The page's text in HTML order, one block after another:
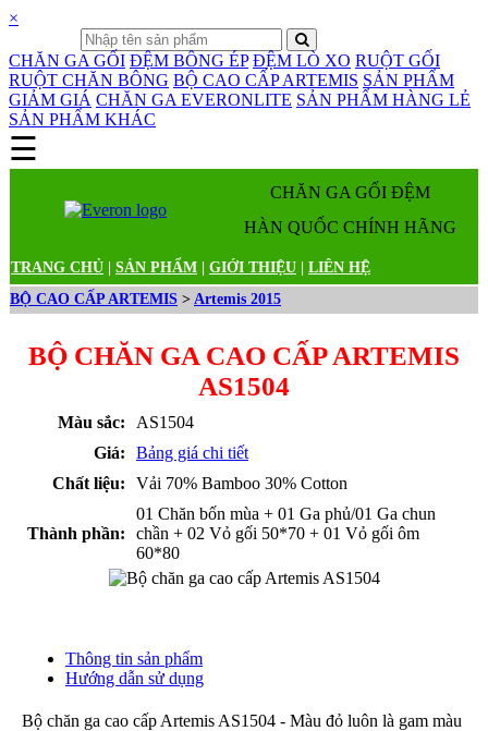
×
CHĂN GA GỐI ĐỆM BÔNG ÉP ĐỆM LÒ XO RUỘT GỐI
RUỘT CHĂN BÔNG BỘ CAO CẤP ARTEMIS SẢN PHẨM
GIẢM GIÁ CHĂN GA EVERONLITE SẢN PHẨM HÀNG LẺ
SẢN PHẨM KHÁC
☰
CHĂN GA GỐI ĐỆM
HÀN QUỐC CHÍNH HÃNG
TRANG CHỦ SẢN PHẨM GIỚI THIỆU
LIÊN HỆ
BỘ CAO CẤP ARTEMIS > Artemis 2015
BỘ CHĂN GA CAO CẤP ARTEMIS
AS1504
Màu sắc:
AS1504
Giá:
Bảng giá chi tiết
Chất liệu:
Vải 70% Bamboo 30% Cotton
Thành phần:
01 Chăn bốn mùa + 01 Ga phủ/01 Ga chun
chần + 02 Vỏ gối 50*70 + 01 Vỏ gối ôm
60*80
Thông tin sản phẩm
Hướng dẫn sử dụng
Bộ chăn ga cao cấp Artemis AS1504 - Màu đỏ luôn là gam màu